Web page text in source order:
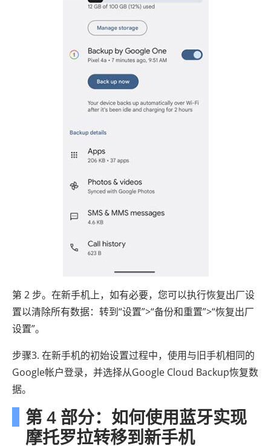
第 2 步。在新手机上，如有必要，您可以执行恢复出厂设
置以清除所有数据：转到“设置”>“备份和重置”>“恢复出厂
设置”。
步骤3. 在新手机的初始设置过程中，使用与旧手机相同的
Google帐户登录，并选择从Google Cloud Backup恢复数
据。
第 4 部分：如何使用蓝牙实现
摩托罗拉转移到新手机